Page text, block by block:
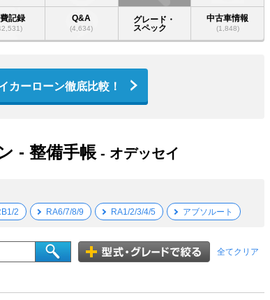
記録 Q&A
(4,634)
グレード・
スペック
中古車情報
(1,848)
カーローン徹底比較！
- 整備手帳 - オデッセイ
2 RA6/7/8/9 RA1/2/3/4/5 アブソルート
全てクリア